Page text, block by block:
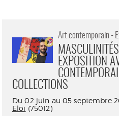
Art contemporain -
EXPOSITION
COLLECTIONS
Du 02 juin au 05 septembre
Eloi (75012)